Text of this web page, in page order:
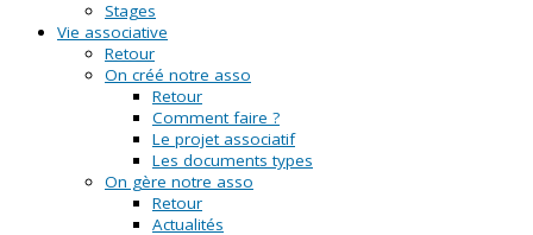
Stages
Vie associative
Retour
On créé notre asso
Retour
Comment faire ?
Le projet associatif
Les documents types
On gère notre asso
Retour
Actualités